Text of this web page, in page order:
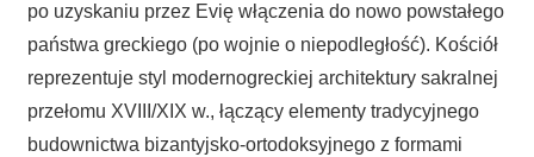
po uzyskaniu przez Evię włączenia do nowo powstałego
państwa greckiego (po wojnie o niepodległość). Kościół
reprezentuje styl modernogreckiej architektury sakralnej
przełomu XVIII/XIX w., łączący elementy tradycyjnego
budownictwa bizantyjsko-ortodoksyjnego z formami